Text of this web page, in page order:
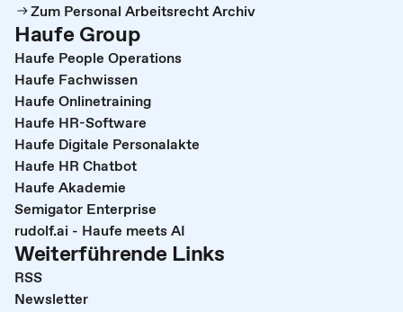
Zum Personal Arbeitsrecht Archiv
Haufe Group
Haufe People Operations
Haufe Fachwissen
Haufe Onlinetraining
Haufe HR-Software
Haufe Digitale Personalakte
Haufe HR Chatbot
Haufe Akademie
Semigator Enterprise
rudolf.ai - Haufe meets AI
Weiterführende Links
RSS
Newsletter